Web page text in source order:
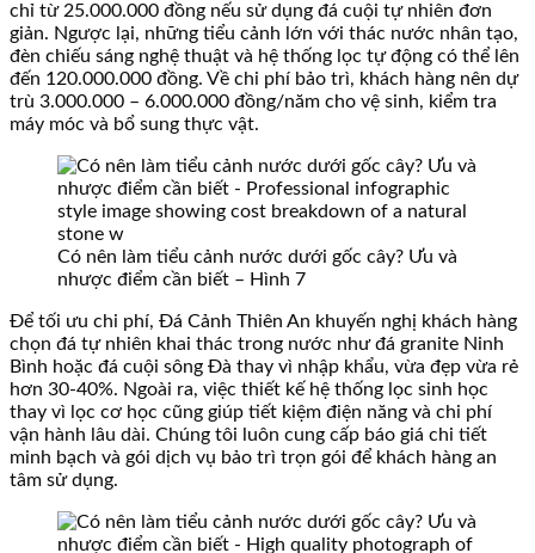
chỉ từ 25.000.000 đồng nếu sử dụng đá cuội tự nhiên đơn
giản. Ngược lại, những tiểu cảnh lớn với thác nước nhân tạo,
đèn chiếu sáng nghệ thuật và hệ thống lọc tự động có thể lên
đến 120.000.000 đồng. Về chi phí bảo trì, khách hàng nên dự
trù 3.000.000 – 6.000.000 đồng/năm cho vệ sinh, kiểm tra
máy móc và bổ sung thực vật.
Có nên làm tiểu cảnh nước dưới gốc cây? Ưu và
nhược điểm cần biết – Hình 7
Để tối ưu chi phí, Đá Cảnh Thiên An khuyến nghị khách hàng
chọn đá tự nhiên khai thác trong nước như đá granite Ninh
Bình hoặc đá cuội sông Đà thay vì nhập khẩu, vừa đẹp vừa rẻ
hơn 30-40%. Ngoài ra, việc thiết kế hệ thống lọc sinh học
thay vì lọc cơ học cũng giúp tiết kiệm điện năng và chi phí
vận hành lâu dài. Chúng tôi luôn cung cấp báo giá chi tiết
minh bạch và gói dịch vụ bảo trì trọn gói để khách hàng an
tâm sử dụng.